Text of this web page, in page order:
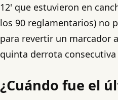
12' que estuvieron en
los 90 reglamentarios) no
para revertir un marcador
quinta derrota consecutiva
¿Cuándo fue el